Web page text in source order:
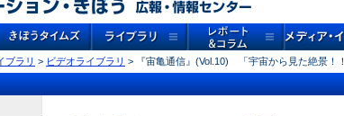
ブラリ > ビデオライブラリ > 『宙亀通信』(Vol.10) 「宇宙から見た絶景！